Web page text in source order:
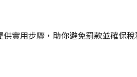
實用步驟，助你避免罰款並確保稅